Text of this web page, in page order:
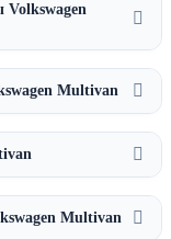
Volkswagen
Multivan
Multivan